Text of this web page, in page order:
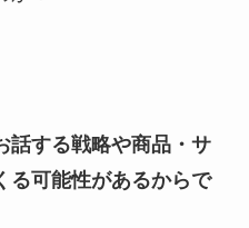
話する戦略や商品・サ
る可能性があるからで